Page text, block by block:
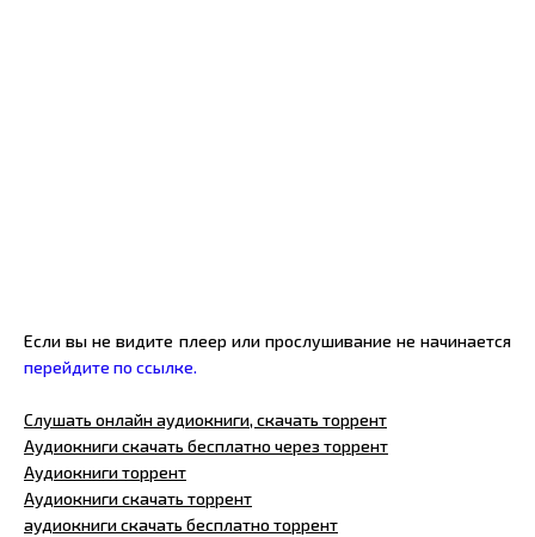
Если вы не видите плеер или прослушивание не начинается
перейдите по ссылке.
Слушать онлайн аудиокниги, скачать торрент
Аудиокниги скачать бесплатно через торрент
Аудиокниги торрент
Аудиокниги скачать торрент
аудиокниги скачать бесплатно торрент